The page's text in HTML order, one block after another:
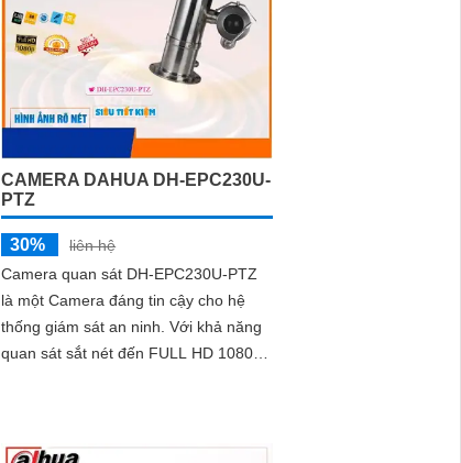
CAMERA DAHUA DH-EPC230U-
PTZ
30%
liên hệ
Camera quan sát DH-EPC230U-PTZ
là một Camera đáng tin cậy cho hệ
thống giám sát an ninh. Với khả năng
quan sát sắt nét đến FULL HD 1080P,